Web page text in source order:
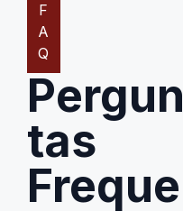
F
A
Q
Pergun
tas
Freque